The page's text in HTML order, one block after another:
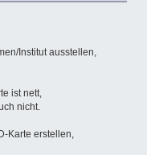
Institut ausstellen,
ist nett,
nicht.
Karte erstellen,